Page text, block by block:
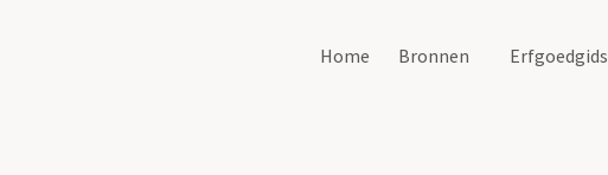
Home Bronnen Erfgoedgids